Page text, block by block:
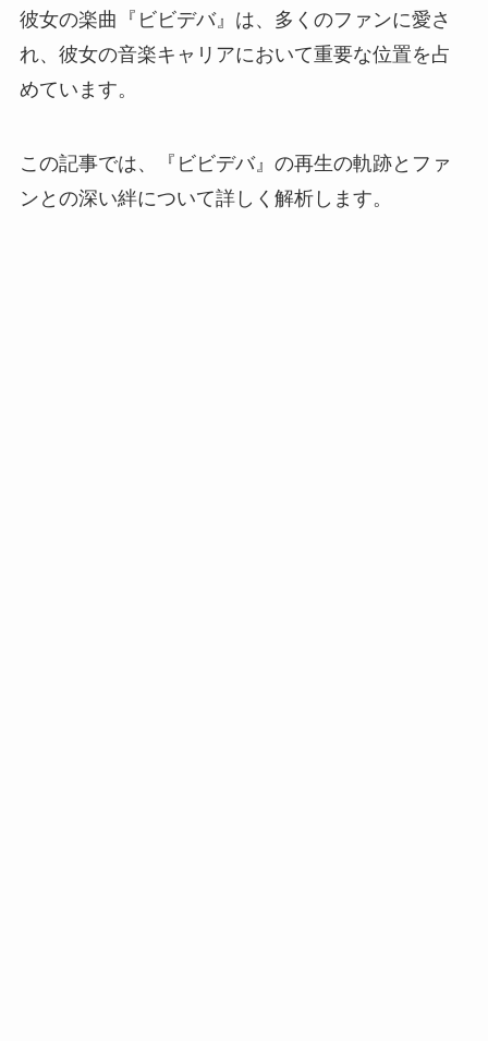
彼女の楽曲『ビビデバ』は、多くのファンに愛さ
れ、彼女の音楽キャリアにおいて重要な位置を占
めています。
この記事では、『ビビデバ』の再生の軌跡とファ
ンとの深い絆について詳しく解析します。